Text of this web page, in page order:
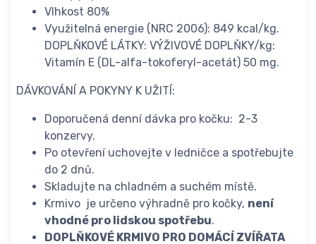
Vlhkost 80%
Využitelná energie (NRC 2006): 849 kcal/kg.
DOPLŇKOVÉ LÁTKY: VÝŽIVOVÉ DOPLŇKY/kg:
Vitamín E (DL-alfa-tokoferyl-acetát) 50 mg.
DÁVKOVÁNÍ A POKYNY K UŽITÍ:
Doporučená denní dávka pro kočku: 2-3
konzervy.
Po otevření uchovejte v ledničce a spotřebujte
do 2 dnů.
Skladujte na chladném a suchém místě.
Krmivo je určeno výhradně pro kočky, není
vhodné pro lidskou spotřebu.
DOPLŇKOVÉ KRMIVO PRO DOMÁCÍ ZVÍŘATA